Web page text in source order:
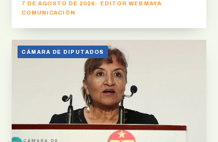
7 DE AGOSTO DE 2026 · EDITOR WEB MAYA
COMUNICACIÓN
CÁMARA DE DIPUTADOS